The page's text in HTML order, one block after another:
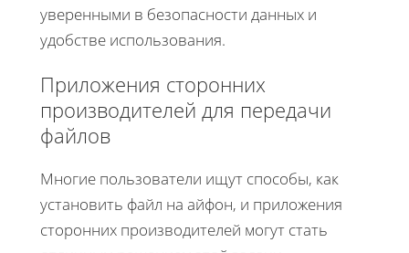
уверенными в безопасности данных и
удобстве использования.
Приложения сторонних
производителей для передачи
файлов
Многие пользователи ищут способы, как
установить файл на айфон, и приложения
сторонних производителей могут стать